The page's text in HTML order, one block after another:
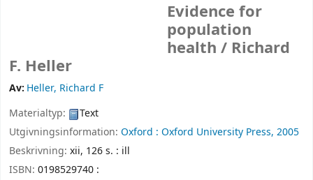
Evidence for
population
health / Richard
F. Heller
Av: Heller, Richard F
Materialtyp:
Text
Utgivningsinformation: Oxford : Oxford University Press, 2005
Beskrivning: xii, 126 s. : ill
ISBN: 0198529740 :